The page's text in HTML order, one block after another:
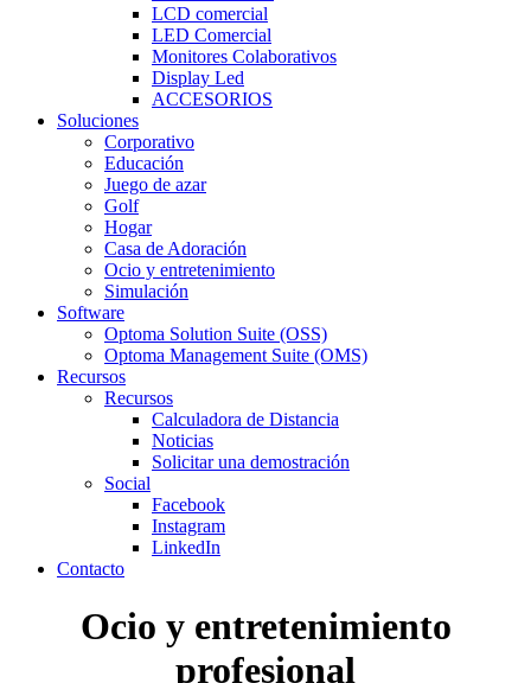
LCD comercial
LED Comercial
Monitores Colaborativos
Display Led
ACCESORIOS
Soluciones
Corporativo
Educación
Juego de azar
Golf
Hogar
Casa de Adoración
Ocio y entretenimiento
Simulación
Software
Optoma Solution Suite (OSS)
Optoma Management Suite (OMS)
Recursos
Recursos
Calculadora de Distancia
Noticias
Solicitar una demostración
Social
Facebook
Instagram
LinkedIn
Contacto
Ocio y entretenimiento
profesional